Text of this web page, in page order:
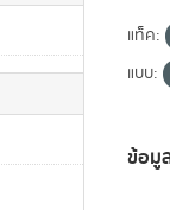
แท็ค:
แบบ:
ข้อมู